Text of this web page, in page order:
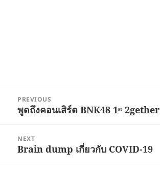
navigation
PREVIOUS
Previous
พูดถึงคอนเสิร์ต BNK48 1ˢᵗ 2gether
NEXT
Next
Brain dump เกี่ยวกับ COVID-19